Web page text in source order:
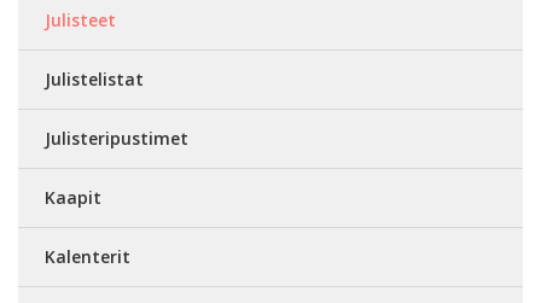
Julisteet
Julistelistat
Julisteripustimet
Kaapit
Kalenterit